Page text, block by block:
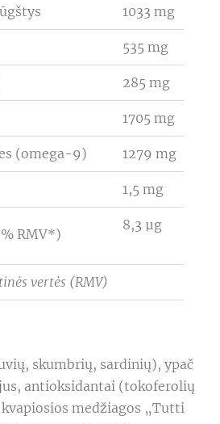
1033 mg
535 mg
285 mg
1705 mg
(omega-9) 1279 mg
1,5 mg
RMV*)
8,3 µg
vertės (RMV)
skumbrių, sardinių), ypač
antioksidantai (tokoferolių
medžiagos „Tutti